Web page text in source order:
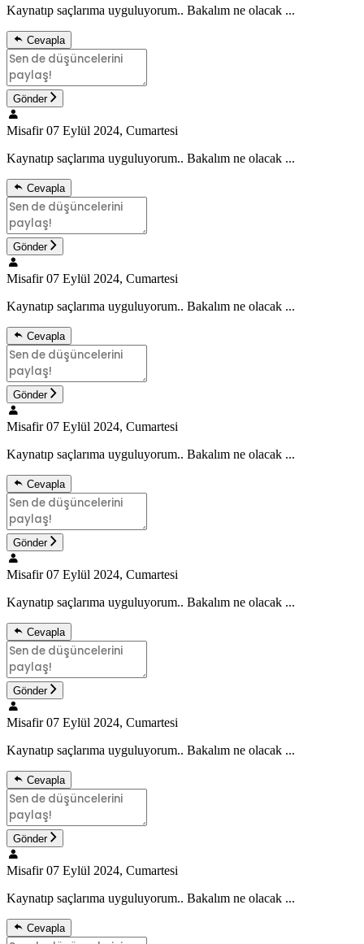
Kaynatıp saçlarıma uyguluyorum.. Bakalım ne olacak ...
Cevapla
Gönder
Misafir 07 Eylül 2024, Cumartesi
Kaynatıp saçlarıma uyguluyorum.. Bakalım ne olacak ...
Cevapla
Gönder
Misafir 07 Eylül 2024, Cumartesi
Kaynatıp saçlarıma uyguluyorum.. Bakalım ne olacak ...
Cevapla
Gönder
Misafir 07 Eylül 2024, Cumartesi
Kaynatıp saçlarıma uyguluyorum.. Bakalım ne olacak ...
Cevapla
Gönder
Misafir 07 Eylül 2024, Cumartesi
Kaynatıp saçlarıma uyguluyorum.. Bakalım ne olacak ...
Cevapla
Gönder
Misafir 07 Eylül 2024, Cumartesi
Kaynatıp saçlarıma uyguluyorum.. Bakalım ne olacak ...
Cevapla
Gönder
Misafir 07 Eylül 2024, Cumartesi
Kaynatıp saçlarıma uyguluyorum.. Bakalım ne olacak ...
Cevapla